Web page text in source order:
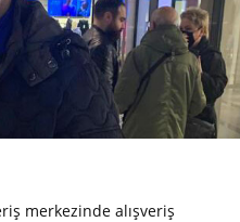
merkezinde alışveriş